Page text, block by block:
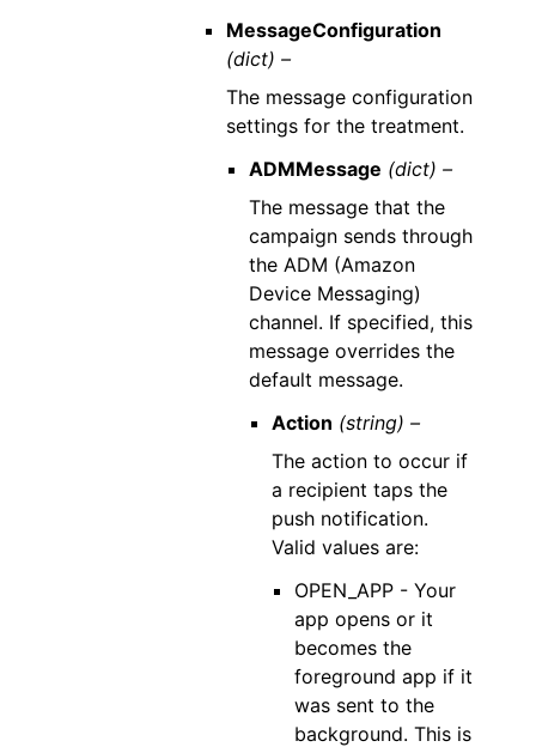
MessageConfiguration
(dict) –
The message configuration
settings for the treatment.
ADMMessage (dict) –
The message that the
campaign sends through
the ADM (Amazon
Device Messaging)
channel. If specified, this
message overrides the
default message.
Action (string) –
The action to occur if
a recipient taps the
push notification.
Valid values are:
OPEN_APP - Your
app opens or it
becomes the
foreground app if it
was sent to the
background. This is